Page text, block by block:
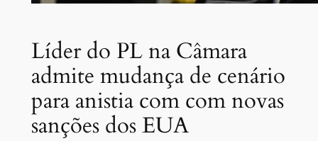
Líder do PL na Câmara
admite mudança de cenário
para anistia com com novas
sanções dos EUA